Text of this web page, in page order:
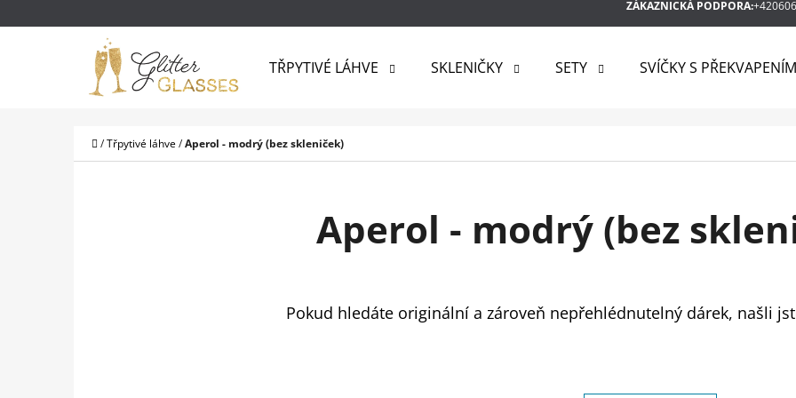
ZÁKAZNICKÁ PODPORA:
TŘPYTIVÉ LÁHVE SKLENIČKY SETY SVÍČKY S
Domů
/Třpytivé láhve/Aperol - modrý (bez skleniček)
Aperol - modrý (bez
Pokud hledáte originální a zároveň nepřehlédnutelný dárek, našli
obchodu
obchodu